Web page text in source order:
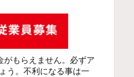
もらえません。必ずア
う。不利になる事は一